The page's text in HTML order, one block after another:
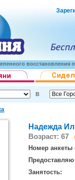
В
Надежда
Возраст: 67
Номер анкеты
Предоставляю
Занятость: